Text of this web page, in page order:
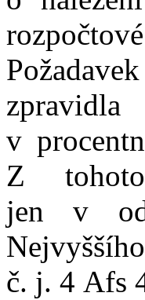
v
Z
jen
v
č. j. 4 Afs